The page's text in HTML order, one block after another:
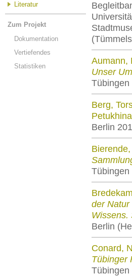
Literatur
Zum Projekt
Dokumentation
Vertiefendes
Statistiken
Aumann,
Unser
Tübingen
Berg,
Berlin
Tübingen
der Natur
Wissens.
Berlin
Conard,
Tübinger
Tübingen